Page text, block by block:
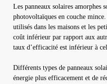
Les panneaux solaires amorphes
photovoltaïques en couche
utilisés dans les maisons et les
coût inférieur par rapport aux
taux d’efficacité est inférieur à
Différents types de panneaux
énergie plus efficacement et de